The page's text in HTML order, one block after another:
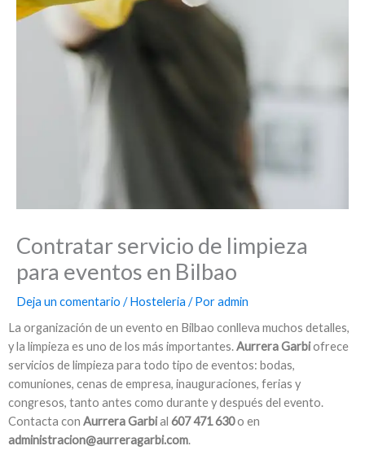
Contratar servicio de limpieza
para eventos en Bilbao
Deja un comentario /Hosteleria / Poradmin
La organización de un evento en Bilbao conlleva muchos detalles,
y la limpieza es uno de los más importantes.Aurrera Garbiofrece
servicios de limpieza para todo tipo de eventos: bodas,
comuniones, cenas de empresa, inauguraciones, ferias y
congresos, tanto antes como durante y después del evento.
Contacta con Aurrera Garbial 607 471 630o en
administracion@aurreragarbi.com.